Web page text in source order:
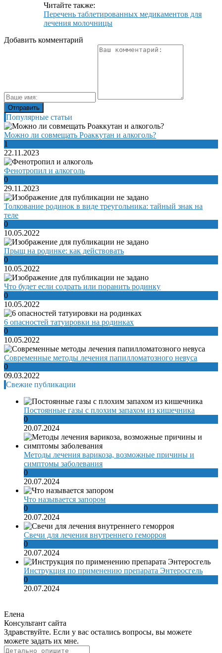
Читайте также:
Перечень таблетированных медикаментов для
лечения молочницы
Добавить комментарий
Популярные статьи
Можно ли совмещать Роаккутан и алкоголь?
1
22.11.2023
Фенотропил и алкоголь
0
29.11.2023
Толкование родинок в виде треугольника: тайный знак на
теле
0
10.05.2022
Прыщ на родинке: как действовать
0
10.05.2022
Что будет если содрать или поранить родинку
0
10.05.2022
6 опасностей татуировки на родинках
0
10.05.2022
Современные методы лечения папилломатозного невуса
0
09.03.2022
Свежие публикации
Постоянные газы с плохим запахом из кишечника
0
20.07.2024
Методы лечения варикоза, возможные причины и
симптомы заболевания
0
20.07.2024
Что называется запором
0
20.07.2024
Свечи для лечения внутреннего геморроя
0
20.07.2024
Инструкция по применению препарата Энтеросгель
0
20.07.2024
Елена
Консультант сайта
Здравствуйте. Если у вас остались вопросы, вы можете
можете задать их мне.